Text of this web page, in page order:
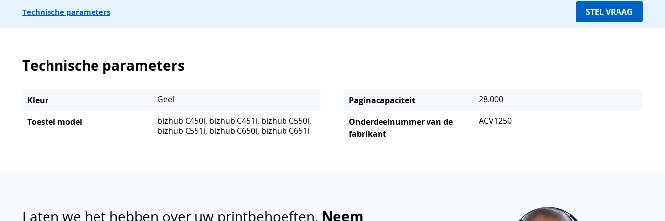
Technische parameters STEL VRAAG
Technische parameters
Kleur Geel Paginacapaciteit 28.000
Toestel model
bizhub C450i, bizhub C451i, bizhub C550i,
bizhub C551i, bizhub C650i, bizhub C651i
Onderdeelnummer van de
fabrikant
ACV1250
Laten we het hebben over uw printbehoeften. Neem